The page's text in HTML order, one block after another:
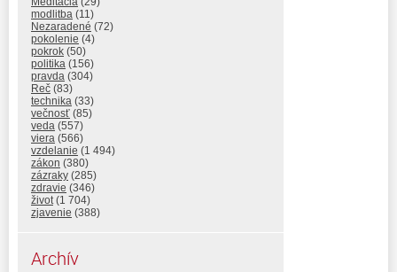
modlitba (11)
Nezaradené (72)
pokolenie (4)
pokrok (50)
politika (156)
pravda (304)
Reč (83)
technika (33)
večnosť (85)
veda (557)
viera (566)
vzdelanie (1 494)
zákon (380)
zázraky (285)
zdravie (346)
život(1 704)
zjavenie (388)
Archív